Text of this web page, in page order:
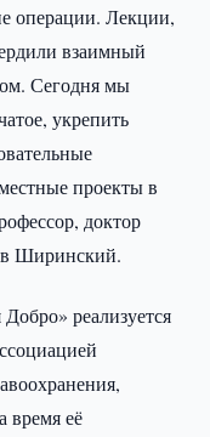
операции. Лекции,
взаимный
Сегодня мы
укрепить
проекты в
доктор
Ширинский.
реализуется
время её